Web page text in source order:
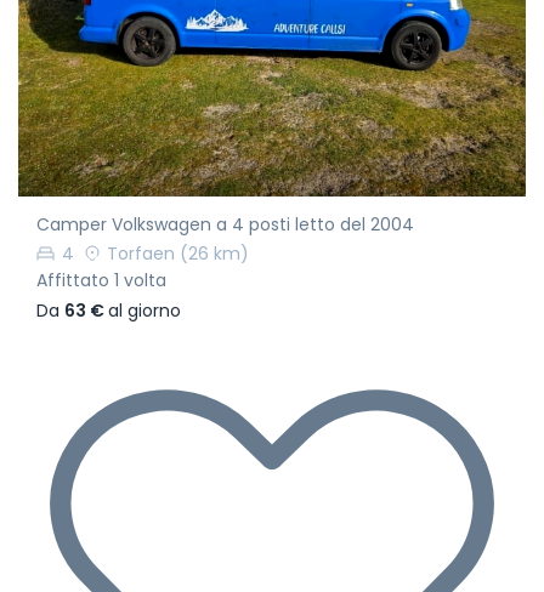
Camper Volkswagen a 4 posti letto del 2004
4
Torfaen (26 km)
Affittato 1 volta
Da 63 €al giorno